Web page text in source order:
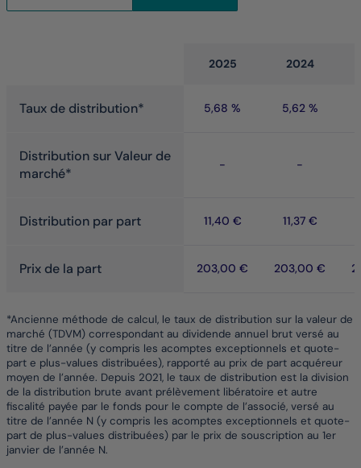
2025 2024
Taux de distribution* 5,68 % 5,62 %
Distribution sur Valeur de
marché*
- -
Distribution par part 11,40 € 11,37 €
Prix de la part 203,00 € 203,00 €
*Ancienne méthode de calcul, le taux de distribution sur la valeur de
marché (TDVM) correspondant au dividende annuel brut versé au
titre de l’année (y compris les acomptes exceptionnels et quote-
part e plus-values distribuées), rapporté au prix de part acquéreur
moyen de l’année. Depuis 2021, le taux de distribution est la division
de la distribution brute avant prélèvement libératoire et autre
fiscalité payée par le fonds pour le compte de l’associé, versé au
titre de l’année N (y compris les acomptes exceptionnels et quote-
part de plus-values distribuées) par le prix de souscription au 1er
janvier de l’année N.